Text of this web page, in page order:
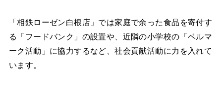
「相鉄ローゼン白根店」では家庭で余った食品を寄付す
る「フードバンク」の設置や、近隣の小学校の「ベルマ
ーク活動」に協力するなど、社会貢献活動に力を入れて
います。